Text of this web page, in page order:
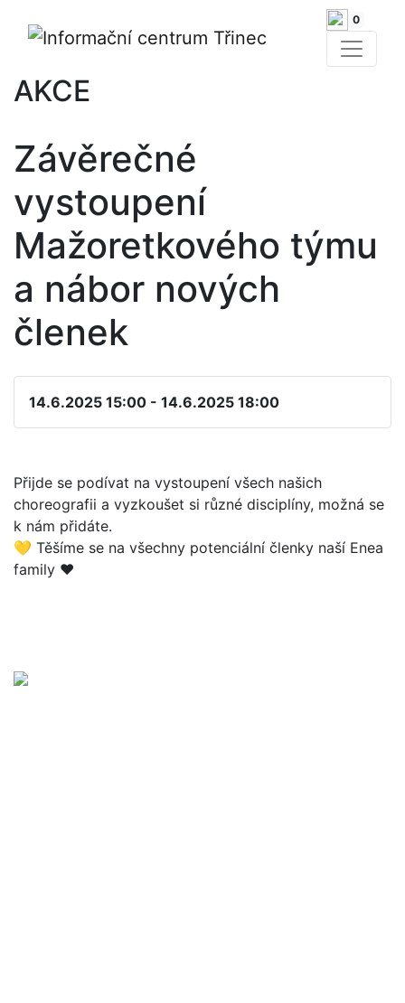
0
AKCE
Závěrečné
vystoupení
Mažoretkového týmu
a nábor nových
členek
14.6.2025 15:00 - 14.6.2025 18:00
Přijde se podívat na vystoupení všech našich
choreografii a vyzkoušet si různé disciplíny, možná se
k nám přidáte.
💛 Těšíme se na všechny potenciální členky naší Enea
family ♥️